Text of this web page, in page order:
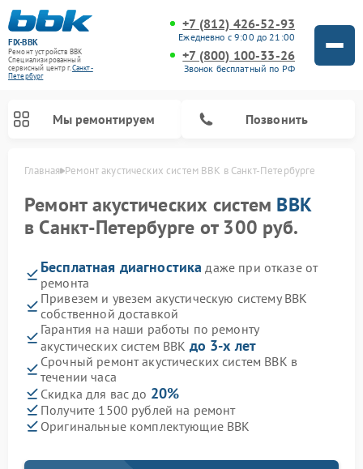
FIX-BBK
Ремонт устройств BBK
Специализированный
cервисный центр г.Санкт-
Петербург
+7 (812) 426-52-93
Ежедневно с 9:00 до 21:00
+7 (800) 100-33-26
Звонок бесплатный по РФ
Мы ремонтируем Позвонить
Главная Ремонт акустических систем BBK в Санкт-Петербурге
Ремонт акустических систем BBK
в Санкт-Петербурге от 300 руб.
Бесплатная диагностика даже при отказе от
ремонта
Привезем и увезем акустическую систему BBK
собственной доставкой
Гарантия на наши работы по ремонту
акустических систем BBK до 3-х лет
Срочный ремонт акустических систем BBK в
течении часа
Скидка для вас до 20%
Получите 1500 рублей на ремонт
Оригинальные комплектующие BBK